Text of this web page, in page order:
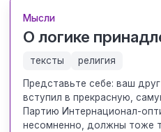
Мысли
О логике
тексты религия
Представьте себе: ваш
вступил в прекрасную,
Партию Интернационал-
несомненно, должны тоже